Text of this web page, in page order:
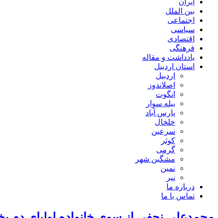
ایران
بین الملل
اجتماعی
سیاسی
اقتصادی
فرهنگی
یادداشت و مقاله
استان اردبیل
اردبیل
اصلاندوز
انگوت
بیله سوار
پارس آباد
خلخال
سرعین
کوثر
گرمی
مشگین شهر
نمین
نیر
درباره ما
تماس با ما